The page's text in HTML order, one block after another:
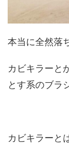
本当に全然落
カビキラーと
とす系のブラ
カビキラーと